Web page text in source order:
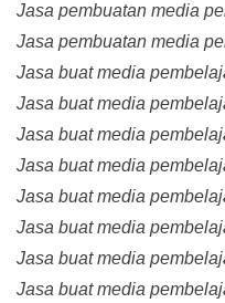
Jasa pembuatan media
Jasa pembuatan media
Jasa buat media
Jasa buat media
Jasa buat media
Jasa buat media
Jasa buat media
Jasa buat media
Jasa buat media
Jasa buat media